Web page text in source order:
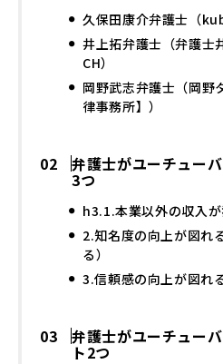
久保田康介弁護士（
井上拓弁護士（弁護士
CH）
岡野武志弁護士（岡野
律事務所】）
弁護士がユーチュー
3つ
h3.1.本業以外の収入
2.知名度の向上が図れ
る）
3.信頼感の向上が図れ
弁護士がユーチュー
ト2つ